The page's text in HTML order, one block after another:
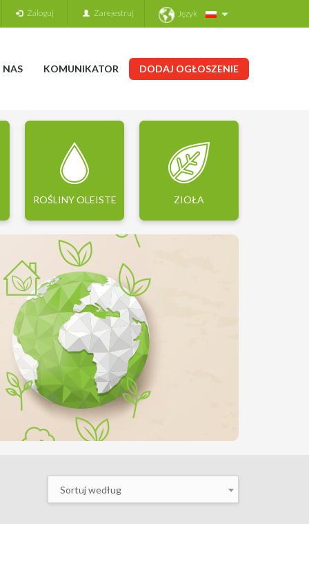
Język
Zaloguj Zarejestruj
NAS KOMUNIKATOR DODAJ OGŁOSZENIE
ROŚLINY OLEISTE ZIOŁA
Sortuj według